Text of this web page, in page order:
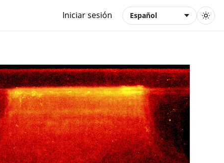
Iniciar sesión Español